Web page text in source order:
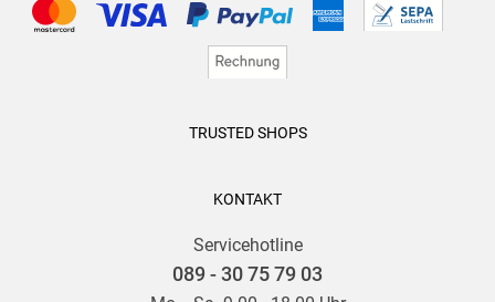
TRUSTED SHOPS
KONTAKT
Servicehotline
089 - 30 75 79 03